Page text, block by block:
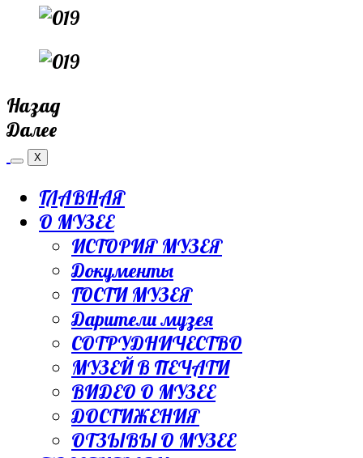
Назад
Далее
X
ГЛАВНАЯ
О МУЗЕЕ
ИСТОРИЯ МУЗЕЯ
Документы
ГОСТИ МУЗЕЯ
Дарители музея
СОТРУДНИЧЕСТВО
МУЗЕЙ В ПЕЧАТИ
ВИДЕО О МУЗЕЕ
ДОСТИЖЕНИЯ
ОТЗЫВЫ О МУЗЕЕ